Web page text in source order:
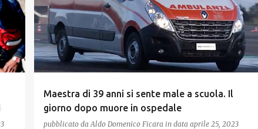
Maestra di 39 anni si sente male a scuola. Il
giorno dopo muore in ospedale
pubblicato da Aldo Domenico Ficara in data aprile 25, 2023